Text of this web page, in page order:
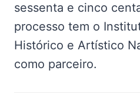
sessenta e cinco
processo tem o
Histórico e Artístico
como parceiro.